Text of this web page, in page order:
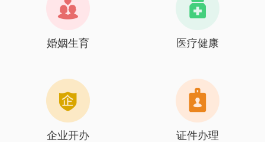
婚姻生育 医疗健康
企业开办 证件办理